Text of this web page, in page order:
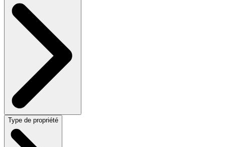
Type de propriété